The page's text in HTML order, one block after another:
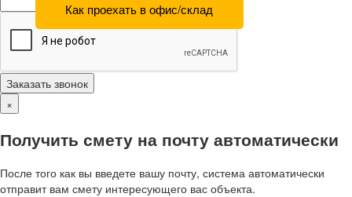
Как проехать в офис/склад
Заказать звонок
×
Получить смету на почту автоматически
После того как вы введете вашу почту, система автоматически
отправит вам смету интересующего вас объекта.